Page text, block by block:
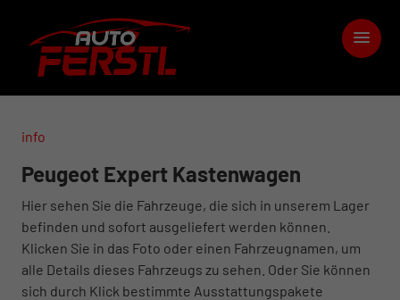
info
Peugeot Expert Kastenwagen
Hier sehen Sie die Fahrzeuge, die sich in unserem Lager
befinden und sofort ausgeliefert werden können.
Klicken Sie in das Foto oder einen Fahrzeugnamen, um
alle Details dieses Fahrzeugs zu sehen. Oder Sie können
sich durch Klick bestimmte Ausstattungspakete